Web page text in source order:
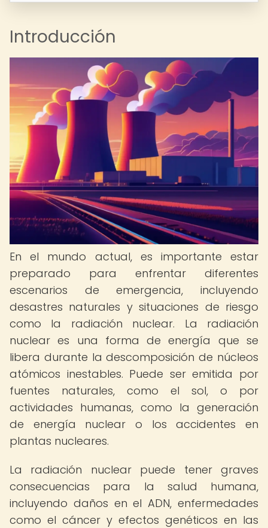
Introducción
En el mundo actual, es importante estar
preparado para enfrentar diferentes
escenarios de emergencia, incluyendo
desastres naturales y situaciones de riesgo
como la radiación nuclear. La radiación
nuclear es una forma de energía que se
libera durante la descomposición de núcleos
atómicos inestables. Puede ser emitida por
fuentes naturales, como el sol, o por
actividades humanas, como la generación
de energía nuclear o los accidentes en
plantas nucleares.
La radiación nuclear puede tener graves
consecuencias para la salud humana,
incluyendo daños en el ADN, enfermedades
como el cáncer y efectos genéticos en las